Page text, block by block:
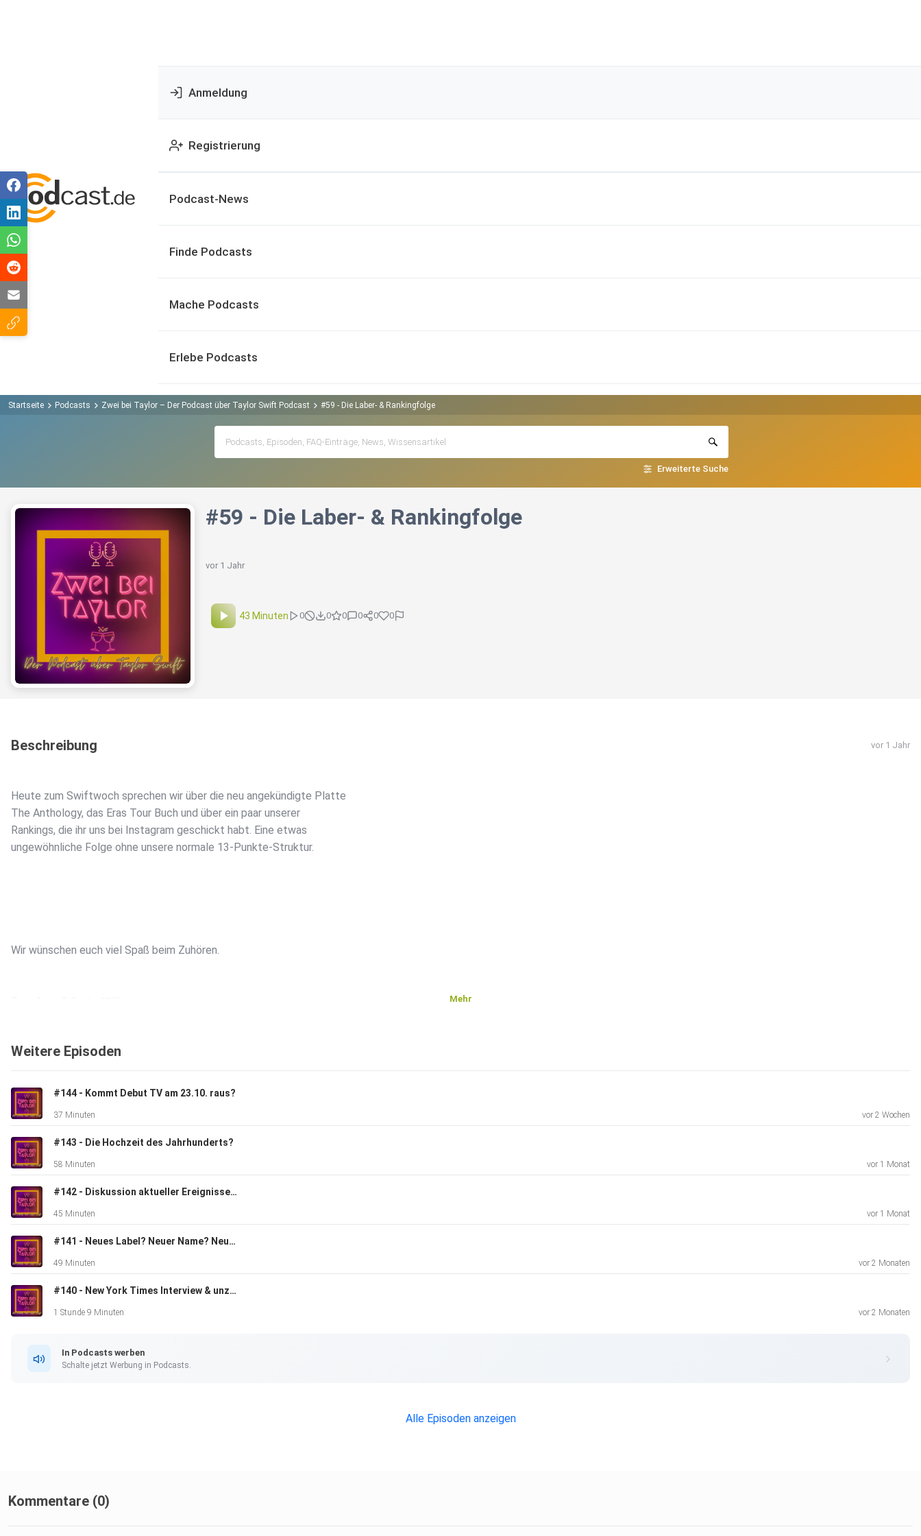
Anmeldung
Registrierung
Podcast-News
Finde Podcasts
Mache Podcasts
Erlebe Podcasts
Startseite Podcasts Zwei bei Taylor – Der Podcast über Taylor Swift Podcast #59 - Die Laber- & Rankingfolge
Erweiterte Suche
#59 - Die Laber- & Rankingfolge
vor 1 Jahr
43 Minuten 0 0 0 0 0 0
Beschreibung vor 1 Jahr
Heute zum Swiftwoch sprechen wir über die neu angekündigte Platte
The Anthology, das Eras Tour Buch und über ein paar unserer
Rankings, die ihr uns bei Instagram geschickt habt. Eine etwas
ungewöhnliche Folge ohne unsere normale 13-Punkte-Struktur.
Wir wünschen euch viel Spaß beim Zuhören.
Über Feedback und einen Austausch mit euch freuen wir uns immer.
Schreibt und folgt uns gerne auf Instagram, Threads und/oder
TikTok:
https://www.instagram.com/zweibeitaylor.podcast
https://www.threads.net/@zweibeitaylor.podcast
Mehr
Weitere Episoden
#144 - Kommt Debut TV am 23.10. raus?
37 Minuten vor 2 Wochen
#143 - Die Hochzeit des Jahrhunderts?
58 Minuten vor 1 Monat
#142 - Diskussion aktueller Ereignisse und wann kommt Debut TV?
45 Minuten vor 1 Monat
#141 - Neues Label? Neuer Name? Neue Gerüchte!
49 Minuten vor 2 Monaten
#140 - New York Times Interview & unzählige Taylor Sichtungen
1 Stunde 9 Minuten vor 2 Monaten
In Podcasts werben
Schalte jetzt Werbung in Podcasts.
Alle Episoden anzeigen
Kommentare (0)